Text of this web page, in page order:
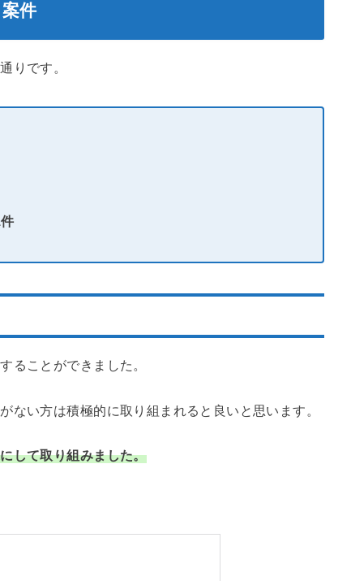
件
りです。
ることができました。
ない方は積極的に取り組まれると良いと思います。
して取り組みました。